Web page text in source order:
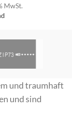
MwSt.
und traumhaft
und sind